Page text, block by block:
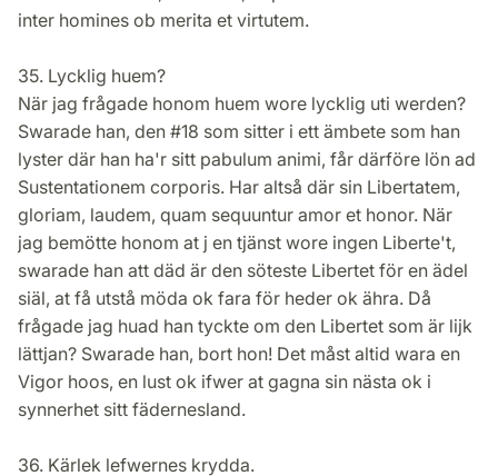
inter homines ob merita et virtutem.
35. Lycklig huem?
När jag frågade honom huem wore lycklig uti werden?
Swarade han, den #18 som sitter i ett ämbete som han
lyster där han ha'r sitt pabulum animi, får därföre lön ad
Sustentationem corporis. Har altså där sin Libertatem,
gloriam, laudem, quam sequuntur amor et honor. När
jag bemötte honom at j en tjänst wore ingen Liberte't,
swarade han att däd är den söteste Libertet för en ädel
siäl, at få utstå möda ok fara för heder ok ähra. Då
frågade jag huad han tyckte om den Libertet som är lijk
lättjan? Swarade han, bort hon! Det måst altid wara en
Vigor hoos, en lust ok ifwer at gagna sin nästa ok i
synnerhet sitt fädernesland.
36. Kärlek lefwernes krydda.